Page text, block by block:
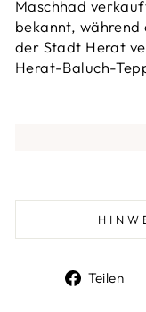
Maschhad
bekannt, während
der Stadt Herat
Herat-Baluch-
Teilen